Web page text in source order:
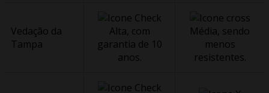
Vedação da
Tampa
Alta, com
garantia de 10
anos.
Média, sendo
menos
resistentes.